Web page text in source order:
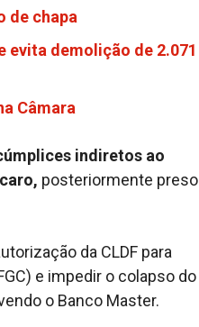
de chapa
evita demolição de 2.071
Câmara
indiretos ao
posteriormente preso
da CLDF para
e impedir o colapso do
o Banco Master.